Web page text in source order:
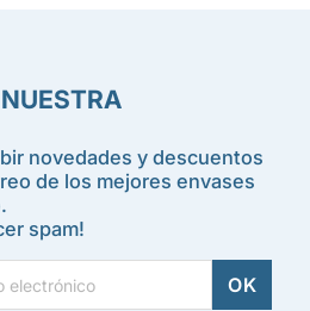
novedades y descuentos
de los mejores envases
spam!